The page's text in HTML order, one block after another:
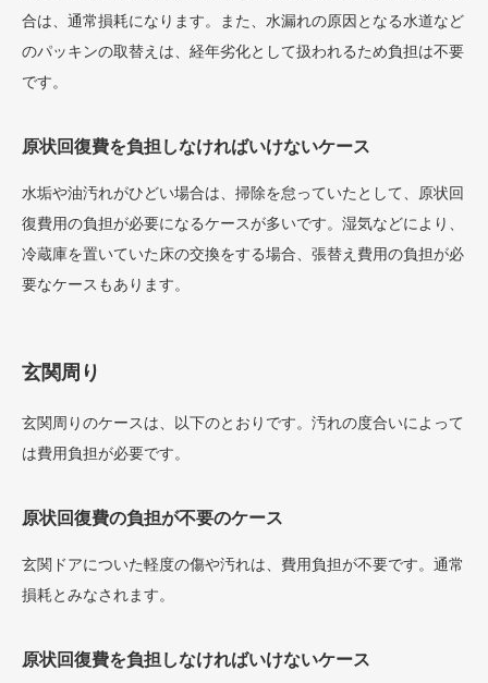
合は、通常損耗になります。また、水漏れの原因となる水道など
のパッキンの取替えは、経年劣化として扱われるため負担は不要
です。
原状回復費を負担しなければいけないケース
水垢や油汚れがひどい場合は、掃除を怠っていたとして、原状回
復費用の負担が必要になるケースが多いです。湿気などにより、
冷蔵庫を置いていた床の交換をする場合、張替え費用の負担が必
要なケースもあります。
玄関周り
玄関周りのケースは、以下のとおりです。汚れの度合いによって
は費用負担が必要です。
原状回復費の負担が不要のケース
玄関ドアについた軽度の傷や汚れは、費用負担が不要です。通常
損耗とみなされます。
原状回復費を負担しなければいけないケース